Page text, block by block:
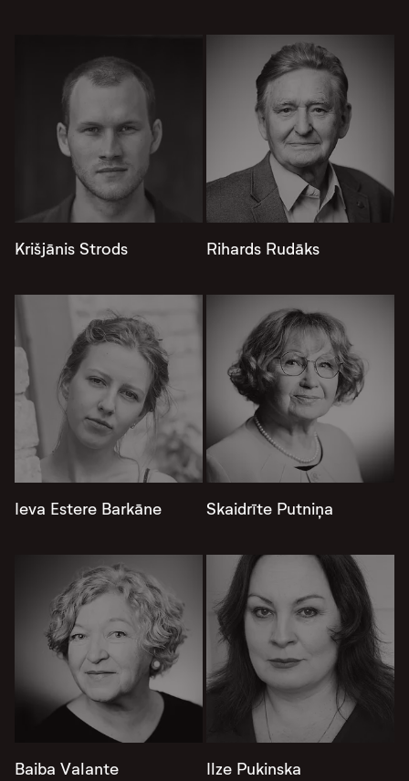
Krišjānis Strods Rihards Rudāks
Ieva Estere Barkāne Skaidrīte Putniņa
Baiba Valante Ilze Pukinska